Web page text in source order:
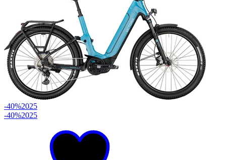
-40%2025
-40%2025